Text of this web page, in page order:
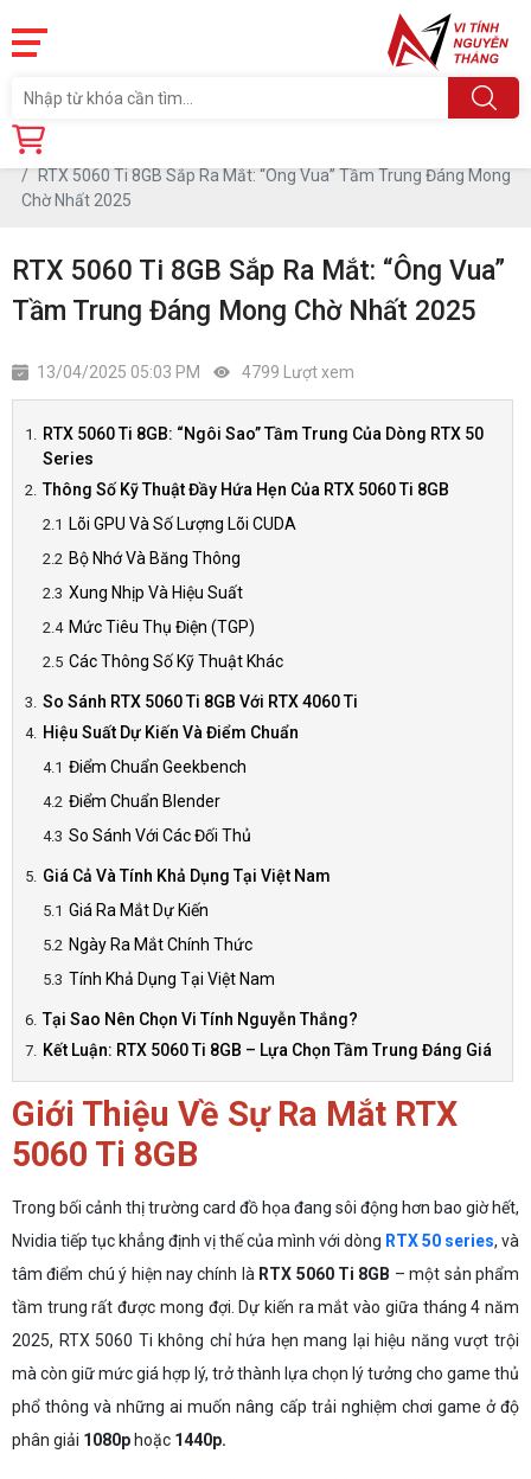
Trang chủ
RTX 5060 Ti 8GB Sắp Ra Mắt: “Ông Vua” Tầm Trung Đáng Mong
Chờ Nhất 2025
RTX 5060 Ti 8GB Sắp Ra Mắt: “Ông Vua”
Tầm Trung Đáng Mong Chờ Nhất 2025
13/04/2025 05:03 PM 4799 Lượt xem
RTX 5060 Ti 8GB: “Ngôi Sao” Tầm Trung Của Dòng RTX 50
Series
Thông Số Kỹ Thuật Đầy Hứa Hẹn Của RTX 5060 Ti 8GB
Lõi GPU Và Số Lượng Lõi CUDA
Bộ Nhớ Và Băng Thông
Xung Nhịp Và Hiệu Suất
Mức Tiêu Thụ Điện (TGP)
Các Thông Số Kỹ Thuật Khác
So Sánh RTX 5060 Ti 8GB Với RTX 4060 Ti
Hiệu Suất Dự Kiến Và Điểm Chuẩn
Điểm Chuẩn Geekbench
Điểm Chuẩn Blender
So Sánh Với Các Đối Thủ
Giá Cả Và Tính Khả Dụng Tại Việt Nam
Giá Ra Mắt Dự Kiến
Ngày Ra Mắt Chính Thức
Tính Khả Dụng Tại Việt Nam
Tại Sao Nên Chọn Vi Tính Nguyễn Thắng?
Kết Luận: RTX 5060 Ti 8GB – Lựa Chọn Tầm Trung Đáng Giá
Giới Thiệu Về Sự Ra Mắt RTX
5060 Ti 8GB
Trong bối cảnh thị trường card đồ họa đang sôi động hơn bao giờ hết,
Nvidia tiếp tục khẳng định vị thế của mình với dòng RTX 50 series, và
tâm điểm chú ý hiện nay chính là RTX 5060 Ti 8GB – một sản phẩm
tầm trung rất được mong đợi. Dự kiến ra mắt vào giữa tháng 4 năm
2025, RTX 5060 Ti không chỉ hứa hẹn mang lại hiệu năng vượt trội
mà còn giữ mức giá hợp lý, trở thành lựa chọn lý tưởng cho game thủ
phổ thông và những ai muốn nâng cấp trải nghiệm chơi game ở độ
phân giải 1080p hoặc 1440p.